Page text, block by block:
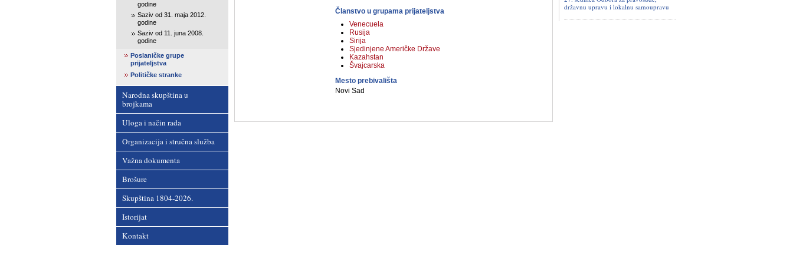
godine
Saziv od 31. maja 2012.
godine
Saziv od 11. juna 2008.
godine
Poslaničke grupe
prijateljstva
Političke stranke
Narodna skupština u
brojkama
Uloga i način rada
Organizacija i stručna služba
Važna dokumenta
Brošure
Skupština 1804-2026.
Istorijat
Kontakt
Članstvo u grupama prijateljstva
Venecuela
Rusija
Sirija
Sjedinjene Američke Države
Kazahstan
Švajcarska
Mesto prebivališta
Novi Sad
državnu upravu i lokalnu samoupravu